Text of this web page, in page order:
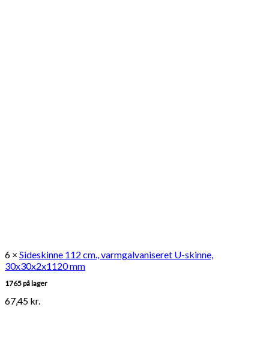
6 × Sideskinne 112 cm., varmgalvaniseret U-skinne,
30x30x2x1120 mm
1765 på lager
67,45 kr.